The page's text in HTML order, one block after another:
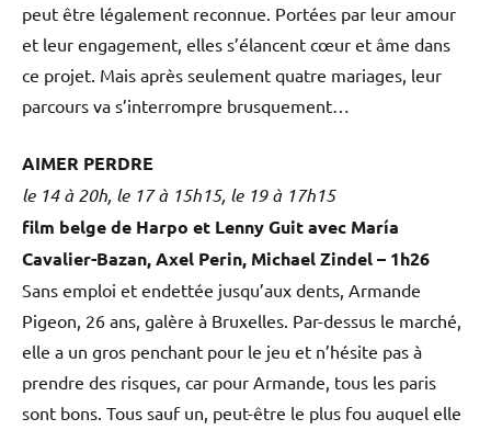
peut être légalement reconnue. Portées par leur amour
et leur engagement, elles s’élancent cœur et âme dans
ce projet. Mais après seulement quatre mariages, leur
parcours va s’interrompre brusquement…
AIMER PERDRE
le 14 à 20h, le 17 à 15h15, le 19 à 17h15
film belge de Harpo et Lenny Guit avec María
Cavalier-Bazan, Axel Perin, Michael Zindel – 1h26
Sans emploi et endettée jusqu’aux dents, Armande
Pigeon, 26 ans, galère à Bruxelles. Par-dessus le marché,
elle a un gros penchant pour le jeu et n’hésite pas à
prendre des risques, car pour Armande, tous les paris
sont bons. Tous sauf un, peut-être le plus fou auquel elle